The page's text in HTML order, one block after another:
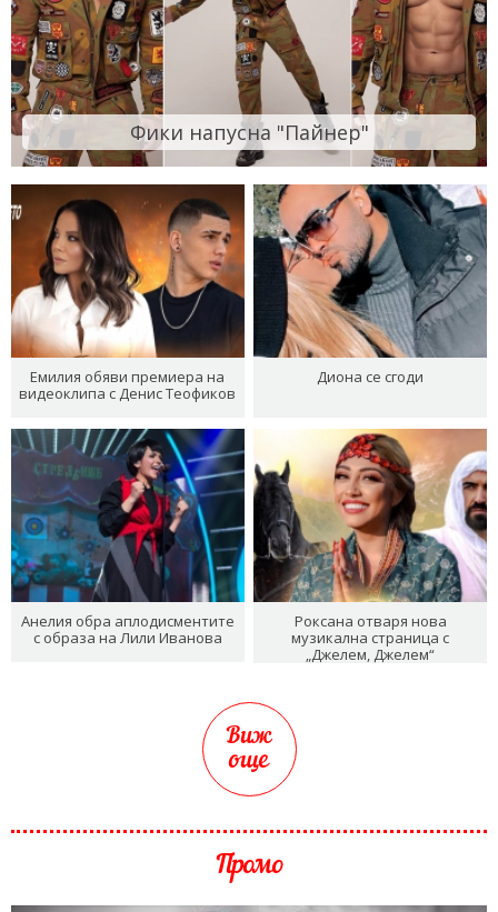
Фики напусна "Пайнер"
Емилия обяви премиера на
видеоклипа с Денис Теофиков
Диона се сгоди
Анелия обра аплодисментите
с образа на Лили Иванова
Роксана отваря нова
музикална страница с
„Джелем, Джелем“
Виж
още
Промо